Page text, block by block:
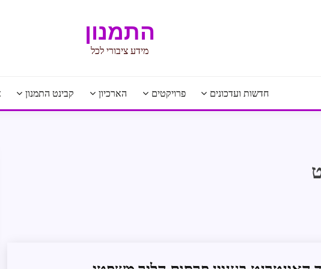
התמנון
מידע ציבורי לכל
חדשות ועדכונים פרויקטים הארכיון קבינט התמנון
מדיניות